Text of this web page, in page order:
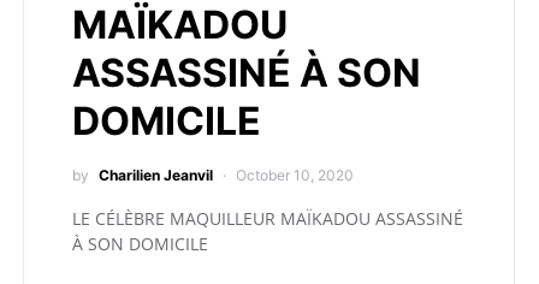
MAÏKADOU
ASSASSINÉ À SON
DOMICILE
by Charilien Jeanvil October 10, 2020
LE CÉLÈBRE MAQUILLEUR MAÏKADOU ASSASSINÉ
À SON DOMICILE